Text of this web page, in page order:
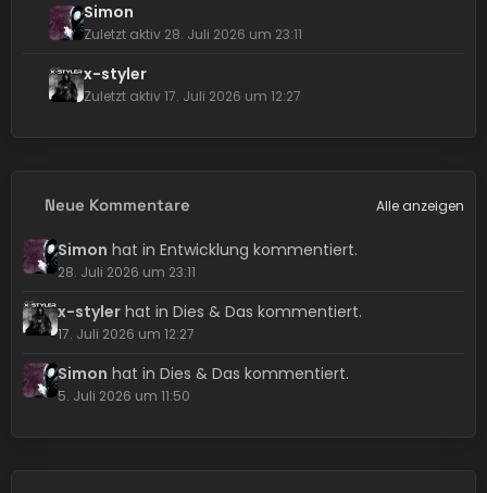
Simon
Zuletzt aktiv 28. Juli 2026 um 23:11
x-styler
Zuletzt aktiv17. Juli 2026 um 12:27
Neue Kommentare Alle anzeigen
Simon hat in Entwicklung kommentiert.
28. Juli 2026 um 23:11
x-styler hat in Dies & Das kommentiert.
17. Juli 2026 um 12:27
Simon hat in Dies & Das kommentiert.
5. Juli 2026 um 11:50